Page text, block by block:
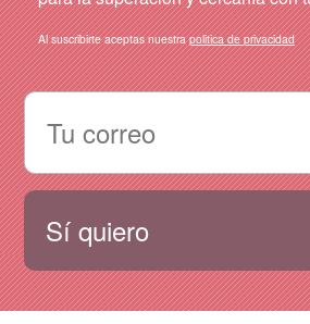
Al suscribirte aceptas nuestrapolitica de privacidad